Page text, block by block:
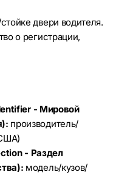
двери водителя.
о регистрации,
- Мировой
производитель/
- Раздел
модель/кузов/